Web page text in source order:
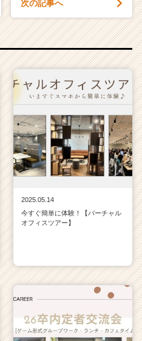
次の記事へ
2025.05.14
今すぐ簡単に体験！【バーチャル
オフィスツアー】